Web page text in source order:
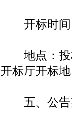
开标时间
地点：投标
开标厅开标
五、公告